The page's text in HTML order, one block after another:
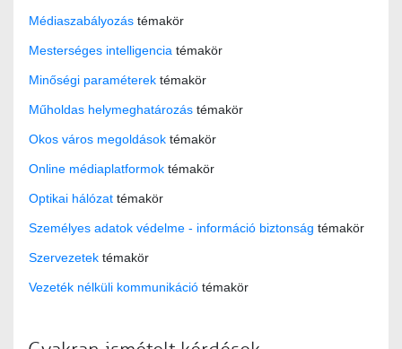
Médiaszabályozás témakör
Mesterséges intelligencia témakör
Minőségi paraméterek témakör
Műholdas helymeghatározás témakör
Okos város megoldások témakör
Online médiaplatformok témakör
Optikai hálózat témakör
Személyes adatok védelme - információ biztonság témakör
Szervezetek témakör
Vezeték nélküli kommunikáció témakör